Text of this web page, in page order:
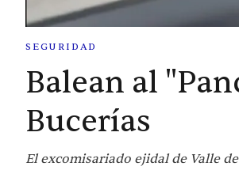
SEGURIDAD
Balean al
Bucerías
El excomisariado ejidal de Valle